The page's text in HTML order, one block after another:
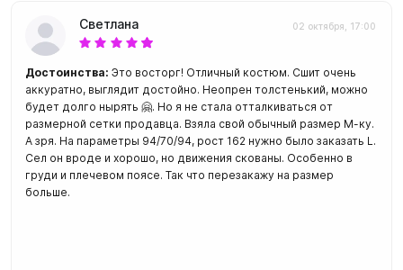
Светлана 02 октября, 17:00
Достоинства: Это восторг! Отличный костюм. Сшит очень
аккуратно, выглядит достойно. Неопрен толстенький, можно
будет долго нырять 🤗. Но я не стала отталкиваться от
размерной сетки продавца. Взяла свой обычный размер М-ку.
А зря. На параметры 94/70/94, рост 162 нужно было заказать L.
Сел он вроде и хорошо, но движения скованы. Особенно в
груди и плечевом поясе. Так что перезакажу на размер
больше.